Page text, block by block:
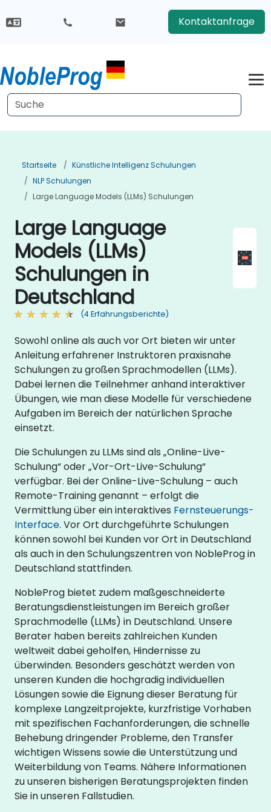
Kontaktanfrage
Startseite
Künstliche Intelligenz Schulungen
NLP Schulungen
Large Language Models (LLMs) Schulungen
Large Language
Models (LLMs)
Schulungen in
Deutschland
(4 Erfahrungsberichte)
Sowohl online als auch vor Ort bieten wir unter
Anleitung erfahrener Instruktoren praxisnahe
Schulungen zu großen Sprachmodellen (LLMs).
Dabei lernen die Teilnehmer anhand interaktiver
Übungen, wie man diese Modelle für verschiedene
Aufgaben im Bereich der natürlichen Sprache
einsetzt.
Die Schulungen zu LLMs sind als „Online-Live-
Schulung“ oder „Vor-Ort-Live-Schulung“
verfügbar. Bei der Online-Live-Schulung – auch
Remote-Training genannt – erfolgt die
Vermittlung über ein interaktives Fernsteuerungs-
Interface. Vor Ort durchgeführte Schulungen
können sowohl bei Kunden vor Ort in Deutschland
als auch in den Schulungszentren von NobleProg in
Deutschland stattfinden.
NobleProg bietet zudem maßgeschneiderte
Beratungsdienstleistungen im Bereich großer
Sprachmodelle (LLMs) in Deutschland. Unsere
Berater haben bereits zahlreichen Kunden
weltweit dabei geholfen, Hindernisse zu
überwinden. Besonders geschätzt werden von
unseren Kunden die hochgradig individuellen
Lösungen sowie die Eignung dieser Beratung für
komplexe Langzeitprojekte, kurzfristige Vorhaben
mit spezifischen Fachanforderungen, die schnelle
Behebung dringender Probleme, den Transfer
wichtigen Wissens sowie die Unterstützung und
Weiterbildung von Teams. Nähere Informationen
zu unseren bisherigen Beratungsprojekten finden
Sie in unseren Fallstudien.